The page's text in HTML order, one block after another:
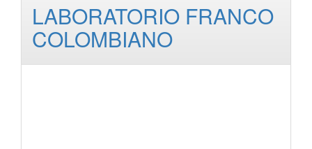
LABORATORIO FRANCO
COLOMBIANO